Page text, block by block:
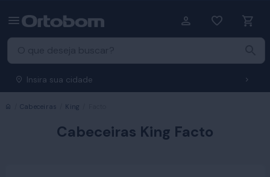
Insira sua cidade
Início
Cabeceiras King
Cabeceiras King Facto